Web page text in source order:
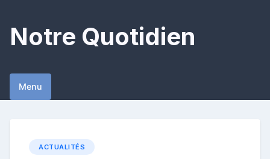
content
Notre Quotidien
Menu
ACTUALITÉS